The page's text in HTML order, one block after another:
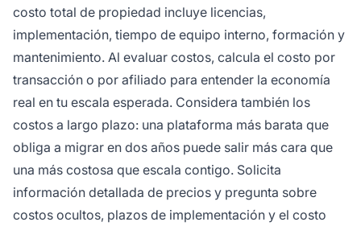
costo total de propiedad incluye licencias,
implementación, tiempo de equipo interno, formación y
mantenimiento. Al evaluar costos, calcula el costo por
transacción o por afiliado para entender la economía
real en tu escala esperada. Considera también los
costos a largo plazo: una plataforma más barata que
obliga a migrar en dos años puede salir más cara que
una más costosa que escala contigo. Solicita
información detallada de precios y pregunta sobre
costos ocultos, plazos de implementación y el costo